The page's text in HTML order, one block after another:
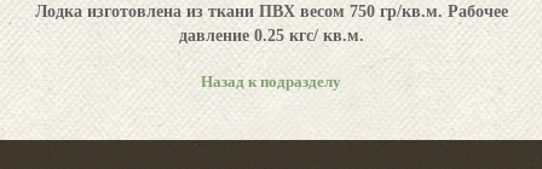
Лодка изготовлена из ткани ПВХ весом 750 гр/кв.м. Рабочее
давление 0.25 кгс/ кв.м.
Назад к подразделу